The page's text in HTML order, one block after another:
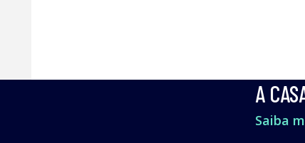
A
Saiba